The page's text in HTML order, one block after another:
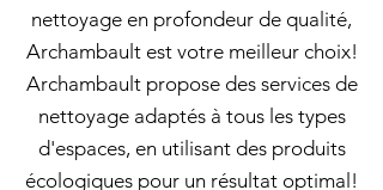
nettoyage en profondeur de qualité,
Archambault est votre meilleur choix!
Archambault propose des services de
nettoyage adaptés à tous les types
d'espaces, en utilisant des produits
écologiques pour un résultat optimal!